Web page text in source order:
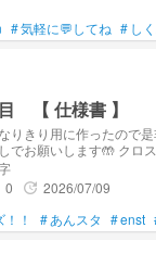
#気軽に💬してね # し
【 仕様書 】
りきり用に作ったので是非
でお願いします🤲 クロ
...!! すんごい再現度低い
...ｯｯｯｯ
0 update 2026/07/09
！ #あんスタ #enst